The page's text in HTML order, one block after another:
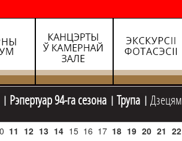
Рэпертуар 94-га сезона Трупа Дзецям
11 12 13 14 15 16 17 18 19 20 21 22